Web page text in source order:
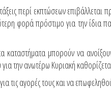
περί εκπτώσεων επιβάλλεται
φορά πρόστιμο για την
μπορούν να
την ανωτέρω Κυριακή
τις αγορές τους και να